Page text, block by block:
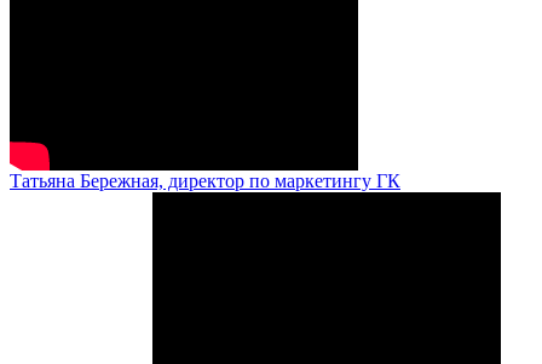
Татьяна Бережная, директор по маркетингу ГК